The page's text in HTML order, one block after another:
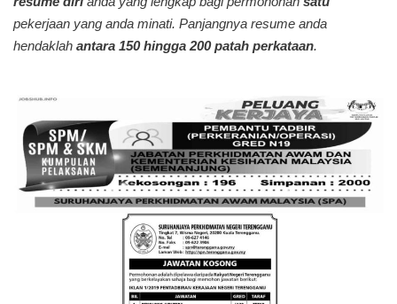
pekerjaan yang anda minati. Panjangnya resume anda
hendaklah antara 150 hingga 200 patah perkataan.